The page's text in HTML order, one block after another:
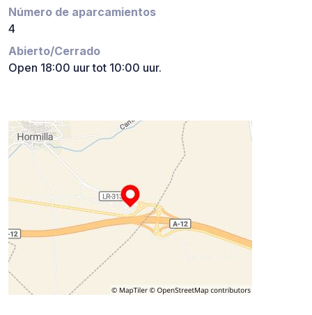
Número de aparcamientos
4
Abierto/Cerrado
Open 18:00 uur tot 10:00 uur.